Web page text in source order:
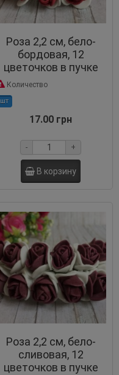
Роза 2,2 см, бело-
бордовая, 12
цветочков в пучке
Количество
шт
17.00 грн
- +
В корзину
Роза 2,2 см, бело-
сливовая, 12
цветочков в пучке